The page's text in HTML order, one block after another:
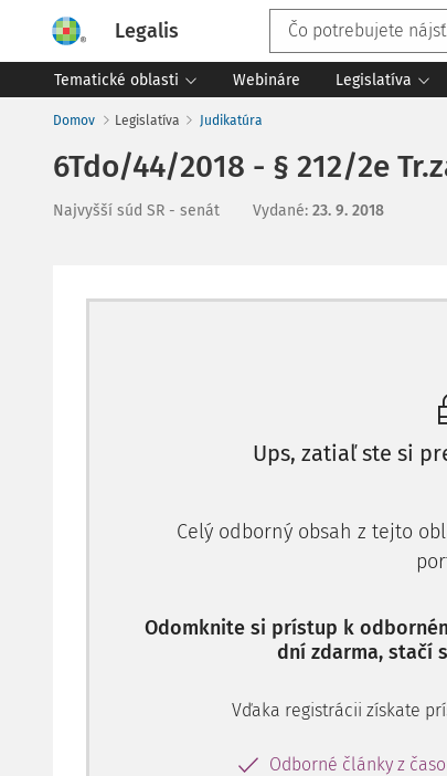
Legalis
Tematické oblasti Webináre Legislatíva
Domov Legislatíva Judikatúra
6Tdo/44/2018 - § 212/2e
Najvyšší súd SR - senát Vydané: 23. 9. 2018
Ups, zatiaľ ste si
Celý odborný obsah z tejto
Odomknite si prístup k
dní zdarma, stačí
Vďaka registrácii získate
Odborné články z